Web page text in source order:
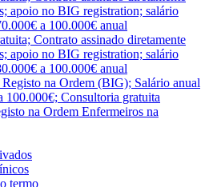
apoio no BIG registration; salário
a 100.000€ anual
Contrato assinado diretamente
apoio no BIG registration; salário
a 100.000€ anual
na Ordem (BIG); Salário anual
100.000€; Consultoria gratuita
na Ordem Enfermeiros na
termo